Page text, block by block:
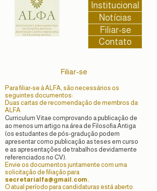
Institucional
Notícias
Filiar-se
Contato
Filiar-se
Para filiar-se à ALFA, são necessários os
seguintes documentos:
Duas cartas de recomendação de membros da
ALFA
Curriculum Vitae comprovando a publicação de
ao menos um artigo na área de Filosofia Antiga
(os estudantes de pós-gradução podem
apresentar como publicação as teses em curso
e as apresentações de trabalhos devidamente
referenciados no CV).
Envie os documentos juntamente com uma
solicitação de filiação para
secretarialfa@gmail.com.
O atual período para candidaturas está aberto.